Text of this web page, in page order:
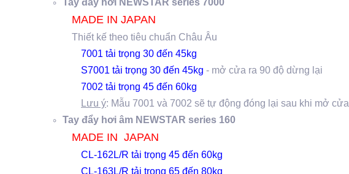
Tay đẩy hơi NEWSTAR series 7000
MADE IN JAPAN
Thiết kế theo tiêu chuẩn Châu Âu
7001 tải trọng 30 đến 45kg
S7001 tải trọng 30 đến 45kg - mở cửa ra 90 độ dừng lại
7002 tải trọng 45 đến 60kg​​
Lưu ý: Mẫu 7001 và 7002 sẽ tự động đóng lại sau khi mở cửa
Tay đẩy hơi âm NEWSTAR series 160
MADE IN JAPAN
CL-162L/R tải trọng 45 đến 60kg
CL-163L/R tải trọng 65 đến 80kg